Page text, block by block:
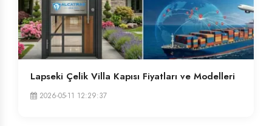
Lapseki Çelik Villa Kapısı Fiyatları ve Modelleri
2026-05-11 12:29:37